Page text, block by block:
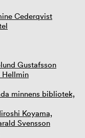
Cederqvist
Gustafsson
Hellmin
minnens bibliotek,
Koyama,
Svensson